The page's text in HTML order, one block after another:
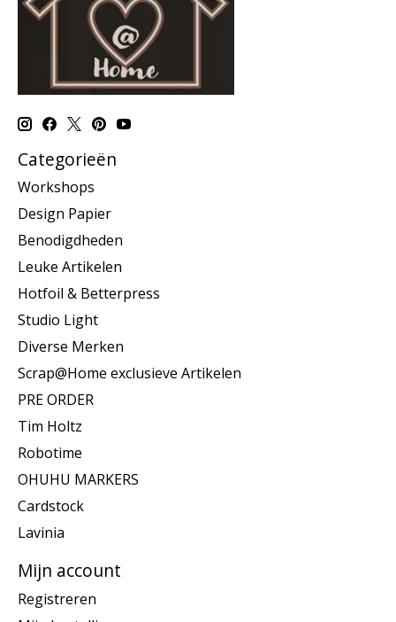
Categorieën
Workshops
Design Papier
Benodigdheden
Leuke Artikelen
Hotfoil & Betterpress
Studio Light
Diverse Merken
Scrap@Home exclusieve Artikelen
PRE ORDER
Tim Holtz
Robotime
OHUHU MARKERS
Cardstock
Lavinia
Mijn account
Registreren